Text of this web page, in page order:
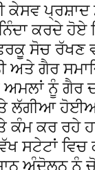
ਪ੍ਰਸ਼ਾਦ
ਕਰਦੇ
ਸੋਚ
ਅਤੇ ਗੈਰ
ਨੂੰ ਗੈਰ
ਲੱਗੀਆ
ਤੇ ਕੰਮ ਕਰ ਰਹੇ
ਸਟੇਟਾਂ
ਅੰਦੋਲਨ ਨੂੰ